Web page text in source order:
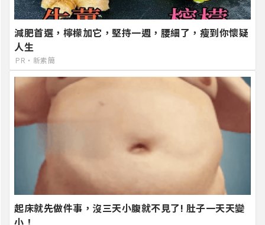
減肥首選，檸檬加它，堅持一週，腰細了，瘦到你懷疑
人生
PR・新素簡
起床就先做件事，沒三天小腹就不見了! 肚子一天天變
小！